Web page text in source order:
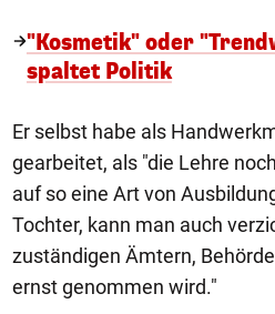
"Kosmetik" oder
spaltet Politik
Er selbst habe als
gearbeitet, als "die Lehre
auf so eine Art von
Tochter, kann man auch
zuständigen Ämtern,
ernst genommen wird."